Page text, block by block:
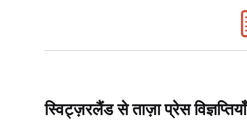
स्विट्ज़रलैंड से ताज़ा प्रेस विज्ञप्तियाँ